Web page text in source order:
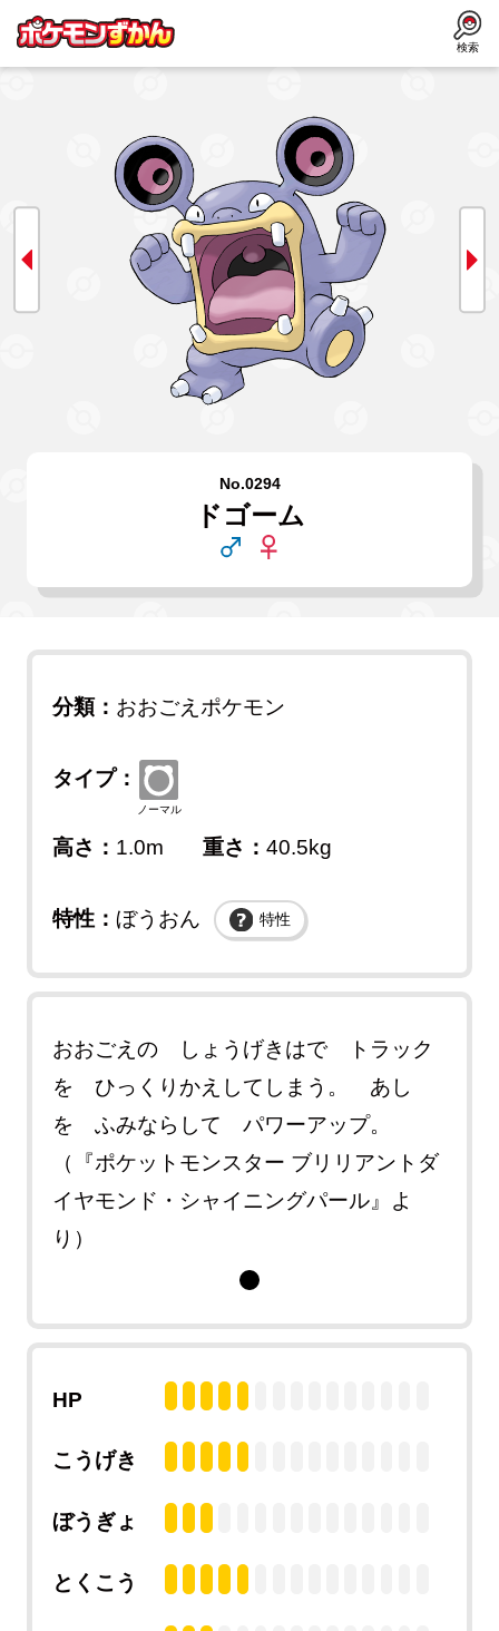
検索
No.0294
ドゴーム
分類： おおごえポケモン
タイプ：
ノーマル
高さ： 1.0m 重さ：40.5kg
特性： ぼうおん 特性
おおごえの しょうげきはで トラック
を ひっくりかえしてしまう。 あし
を ふみならして パワーアップ。
（『ポケットモンスター ブリリアントダ
イヤモンド・シャイニングパール』よ
り）
HP
こうげき
ぼうぎょ
とくこう